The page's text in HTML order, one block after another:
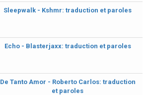
Sleepwalk - Kshmr: traduction et paroles
Echo - Blasterjaxx: traduction et paroles
De Tanto Amor - Roberto Carlos: traduction
et paroles